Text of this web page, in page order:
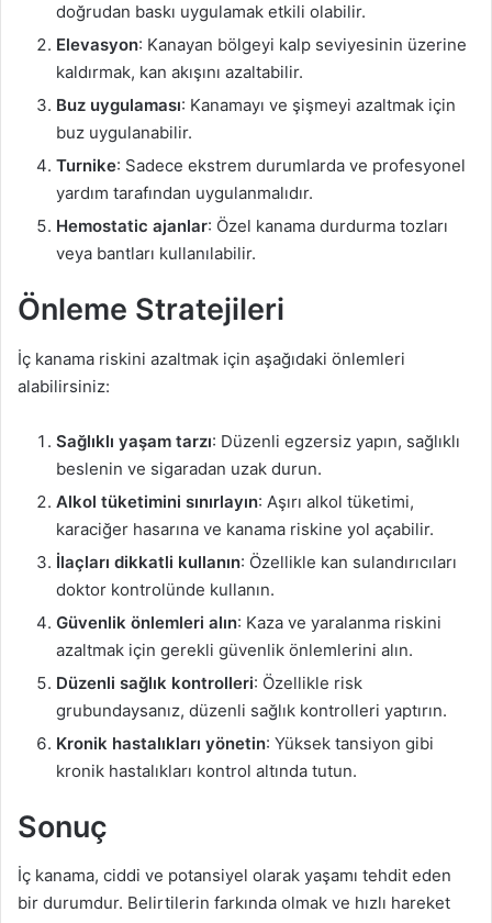
doğrudan baskı uygulamak etkili olabilir.
Elevasyon: Kanayan bölgeyi kalp seviyesinin üzerine
kaldırmak, kan akışını azaltabilir.
Buz uygulaması: Kanamayı ve şişmeyi azaltmak için
buz uygulanabilir.
Turnike: Sadece ekstrem durumlarda ve profesyonel
yardım tarafından uygulanmalıdır.
Hemostatic ajanlar: Özel kanama durdurma tozları
veya bantları kullanılabilir.
Önleme Stratejileri
İç kanama riskini azaltmak için aşağıdaki önlemleri
alabilirsiniz:
Sağlıklı yaşam tarzı: Düzenli egzersiz yapın, sağlıklı
beslenin ve sigaradan uzak durun.
Alkol tüketimini sınırlayın: Aşırı alkol tüketimi,
karaciğer hasarına ve kanama riskine yol açabilir.
İlaçları dikkatli kullanın: Özellikle kan sulandırıcıları
doktor kontrolünde kullanın.
Güvenlik önlemleri alın: Kaza ve yaralanma riskini
azaltmak için gerekli güvenlik önlemlerini alın.
Düzenli sağlık kontrolleri: Özellikle risk
grubundaysanız, düzenli sağlık kontrolleri yaptırın.
Kronik hastalıkları yönetin: Yüksek tansiyon gibi
kronik hastalıkları kontrol altında tutun.
Sonuç
İç kanama, ciddi ve potansiyel olarak yaşamı tehdit eden
bir durumdur. Belirtilerin farkında olmak ve hızlı hareket